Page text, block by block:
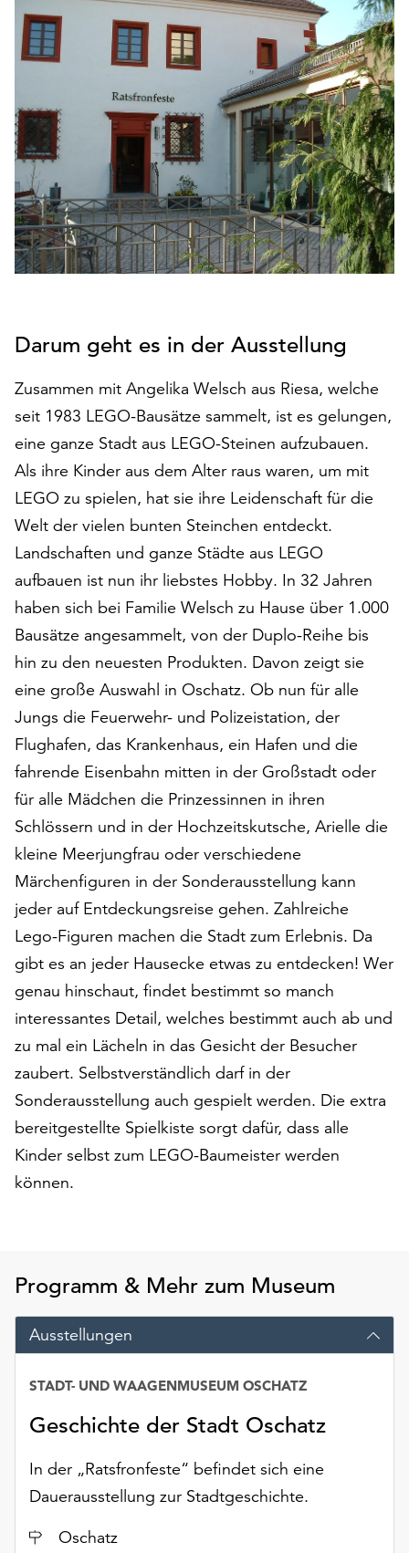
den
Betrieb
der
sind
(funktionale
Cookies),
sowie
solche,
die
lediglich
zu
werden.
Klicken
Sie
auf
„Alle
akzeptieren“,
um
Cookies
zu
akzeptieren.
Sie
können
Ihr
Einverständnis
jederzeit
ändern
und
widerrufen.
Dafür
steht
Ihnen
am
Ende
Seite
die
Schaltfläche
„Cookie-
Einstellungen“
zur
Verfügung.
Funktionale
Cookies
werden
auch
ohne
Einverständnis
weiterhin
die
verwendeten
Cookies
anpassen,
Sie
Einstellungen
die
Schaltfläche
Weitere
Darum geht es in der Ausstellung
Zusammen mit Angelika Welsch aus Riesa, welche
seit 1983 LEGO-Bausätze sammelt, ist es gelungen,
eine ganze Stadt aus LEGO-Steinen aufzubauen.
Als ihre Kinder aus dem Alter raus waren, um mit
LEGO zu spielen, hat sie ihre Leidenschaft für die
Welt der vielen bunten Steinchen entdeckt.
Landschaften und ganze Städte aus LEGO
aufbauen ist nun ihr liebstes Hobby. In 32 Jahren
haben sich bei Familie Welsch zu Hause über 1.000
Bausätze angesammelt, von der Duplo-Reihe bis
hin zu den neuesten Produkten. Davon zeigt sie
eine große Auswahl in Oschatz. Ob nun für alle
Jungs die Feuerwehr- und Polizeistation, der
Flughafen, das Krankenhaus, ein Hafen und die
fahrende Eisenbahn mitten in der Großstadt oder
für alle Mädchen die Prinzessinnen in ihren
Schlössern und in der Hochzeitskutsche, Arielle die
kleine Meerjungfrau oder verschiedene
Märchenfiguren in der Sonderausstellung kann
jeder auf Entdeckungsreise gehen. Zahlreiche
Lego-Figuren machen die Stadt zum Erlebnis. Da
gibt es an jeder Hausecke etwas zu entdecken! Wer
genau hinschaut, findet bestimmt so manch
interessantes Detail, welches bestimmt auch ab und
zu mal ein Lächeln in das Gesicht der Besucher
zaubert. Selbstverständlich darf in der
Sonderausstellung auch gespielt werden. Die extra
bereitgestellte Spielkiste sorgt dafür, dass alle
Kinder selbst zum LEGO-Baumeister werden
können.
Programm & Mehr zum Museum
Ausstellungen
Geschichte der Stadt Oschatz
STADT- UND WAAGENMUSEUM OSCHATZ
In der „Ratsfronfeste“ befindet sich eine
Dauerausstellung zur Stadtgeschichte.
Ort
Oschatz
Datum